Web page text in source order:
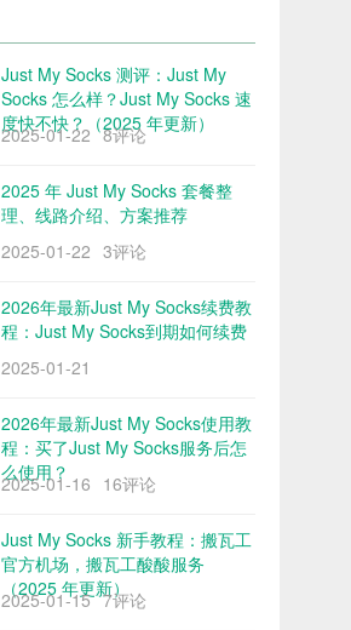
Just My Socks 测评：Just My
Socks 怎么样？Just My Socks 速
度快不快？（2025 年更新）
2025-01-22 8评论
2025 年 Just My Socks 套餐整
理、线路介绍、方案推荐
2025-01-22 3评论
2026年最新Just My Socks续费教
程：Just My Socks到期如何续费
2025-01-21
2026年最新Just My Socks使用教
程：买了Just My Socks服务后怎
么使用？
2025-01-16 16评论
Just My Socks 新手教程：搬瓦工
官方机场，搬瓦工酸酸服务
（2025 年更新）
2025-01-15 7评论